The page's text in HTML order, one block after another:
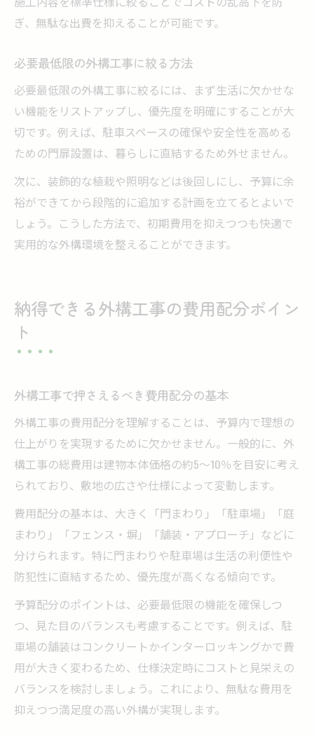
ぎ、無駄な出費を抑えることが可能です。
必要最低限の外構工事に絞る方法
必要最低限の外構工事に絞るには、まず生活に欠かせな
い機能をリストアップし、優先度を明確にすることが大
切です。例えば、駐車スペースの確保や安全性を高める
ための門扉設置は、暮らしに直結するため外せません。
次に、装飾的な植栽や照明などは後回しにし、予算に余
裕ができてから段階的に追加する計画を立てるとよいで
しょう。こうした方法で、初期費用を抑えつつも快適で
実用的な外構環境を整えることができます。
納得できる外構工事の費用配分ポイン
ト
外構工事で押さえるべき費用配分の基本
外構工事の費用配分を理解することは、予算内で理想の
仕上がりを実現するために欠かせません。一般的に、外
構工事の総費用は建物本体価格の約5～10％を目安に考え
られており、敷地の広さや仕様によって変動します。
費用配分の基本は、大きく「門まわり」「駐車場」「庭
まわり」「フェンス・塀」「舗装・アプローチ」などに
分けられます。特に門まわりや駐車場は生活の利便性や
防犯性に直結するため、優先度が高くなる傾向です。
予算配分のポイントは、必要最低限の機能を確保しつ
つ、見た目のバランスも考慮することです。例えば、駐
車場の舗装はコンクリートかインターロッキングかで費
用が大きく変わるため、仕様決定時にコストと見栄えの
バランスを検討しましょう。これにより、無駄な費用を
抑えつつ満足度の高い外構が実現します。